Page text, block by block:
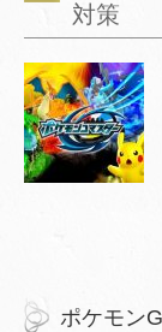
対策
ポケモン